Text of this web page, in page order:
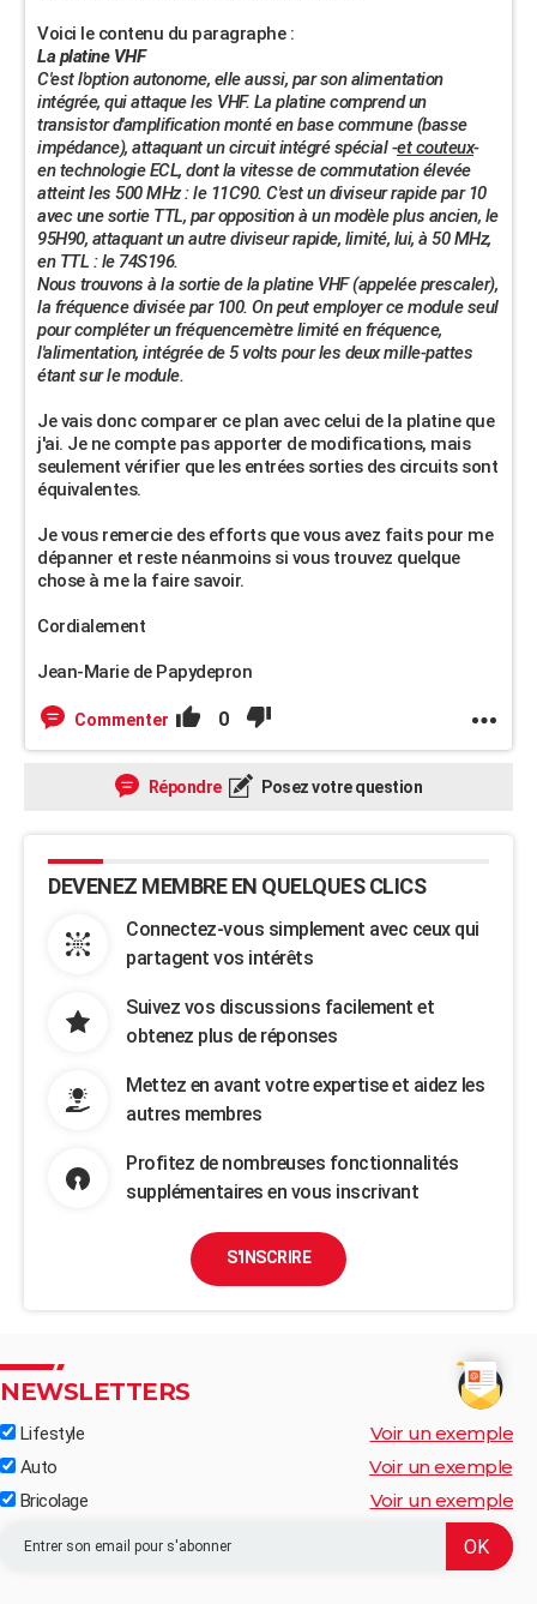
Voici le contenu du paragraphe :
La platine VHF
C'est l'option autonome, elle aussi, par son alimentation
intégrée, qui attaque les VHF. La platine comprend un
transistor d'amplification monté en base commune (basse
impédance), attaquant un circuit intégré spécial -et couteux-
en technologie ECL, dont la vitesse de commutation élevée
atteint les 500 MHz : le 11C90. C'est un diviseur rapide par 10
avec une sortie TTL, par opposition à un modèle plus ancien, le
95H90, attaquant un autre diviseur rapide, limité, lui, à 50 MHz,
en TTL : le 74S196.
Nous trouvons à la sortie de la platine VHF (appelée prescaler),
la fréquence divisée par 100. On peut employer ce module seul
pour compléter un fréquencemètre limité en fréquence,
l'alimentation, intégrée de 5 volts pour les deux mille-pattes
étant sur le module.
Je vais donc comparer ce plan avec celui de la platine que
j'ai. Je ne compte pas apporter de modifications, mais
seulement vérifier que les entrées sorties des circuits sont
équivalentes.
Je vous remercie des efforts que vous avez faits pour me
dépanner et reste néanmoins si vous trouvez quelque
chose à me la faire savoir.
Cordialement
Jean-Marie de Papydepron
Commenter 0
Répondre Posez votre question
DEVENEZ MEMBRE EN QUELQUES CLICS
Connectez-vous simplement avec ceux qui
partagent vos intérêts
Suivez vos discussions facilement et
obtenez plus de réponses
Mettez en avant votre expertise et aidez les
autres membres
Profitez de nombreuses fonctionnalités
supplémentaires en vous inscrivant
S'INSCRIRE
NEWSLETTERS
Lifestyle Voir un exemple
Auto Voir un exemple
Bricolage Voir un exemple